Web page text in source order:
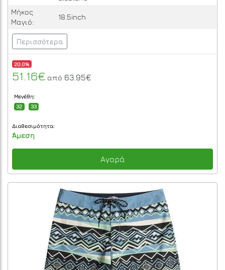
Μήκος
Μαγιό:
18.5inch
Περισσότερα
20.0%
51.16€ από 63.95€
Μεγέθη:
32
33
Διαθεσιμότητα:
Άμεση
Αγορά